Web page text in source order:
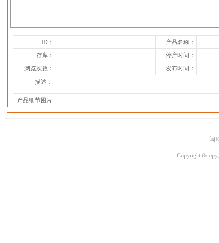
ID：
产品名称：
存库：
停产时间：
浏览次数：
发布时间：
描述：
产品细节图片
闽
Copyright